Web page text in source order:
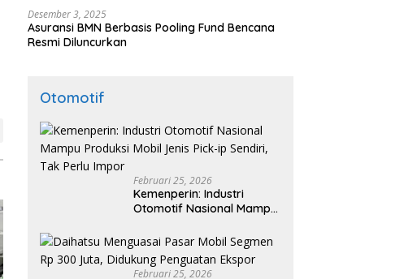
Desember 3, 2025
Asuransi BMN Berbasis Pooling Fund Bencana
Resmi Diluncurkan
Otomotif
Februari 25, 2026
Kemenperin: Industri
Otomotif Nasional Mampu
ip Sendiri, Tak Perlu Impor
Februari 25, 2026